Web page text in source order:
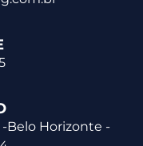
-Belo Horizonte -